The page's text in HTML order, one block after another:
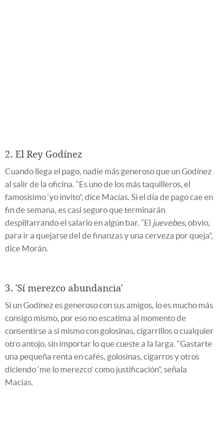
2. El Rey Godínez
Cuando llega el pago, nadie más generoso que un Godínez
al salir de la oficina. “Es uno de los más taquilleros, el
famosísimo ‘yo invito”, dice Macías. Si el día de pago cae en
fin de semana, es casi seguro que terminarán
despilfarrando el salario en algún bar. “El juevebes, obvio,
para ir a quejarse del de finanzas y una cerveza por queja”,
dice Morán.
3. 'Sí merezco abundancia'
Si un Godínez es generoso con sus amigos, lo es mucho más
consigo mismo, por eso no escatima al momento de
consentirse a sí mismo con golosinas, cigarrillos o cualquier
otro antojo, sin importar lo que cueste a la larga. “Gastarte
una pequeña renta en cafés, golosinas, cigarros y otros
diciendo ‘me lo merezco’ como justificación”, señala
Macías.